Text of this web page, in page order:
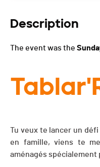
Description
The event was the
Tu veux te lancer un
en famille, viens te
aménagés spécialement